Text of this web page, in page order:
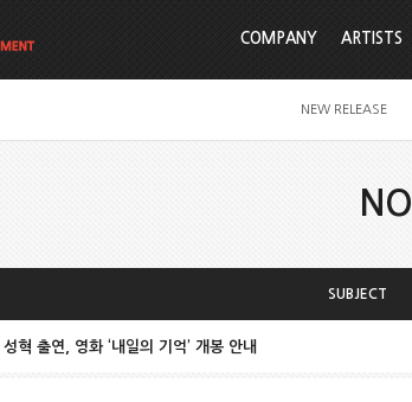
COMPANY ARTISTS
NEW RELEASE
SUBJECT
혁 출연, 영화 ‘내일의 기억’ 개봉 안내